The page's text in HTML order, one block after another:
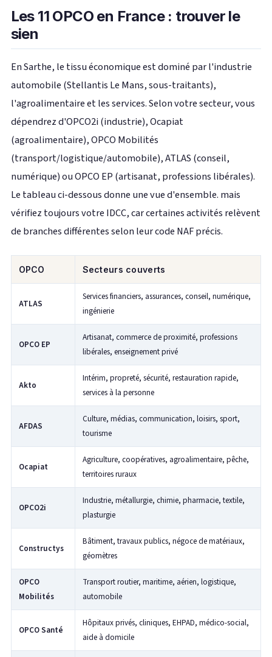
Les 11 OPCO en France : trouver le
sien
En Sarthe, le tissu économique est dominé par l'industrie
automobile (Stellantis Le Mans, sous-traitants),
l'agroalimentaire et les services. Selon votre secteur, vous
dépendrez d'OPCO2i (industrie), Ocapiat
(agroalimentaire), OPCO Mobilités
(transport/logistique/automobile), ATLAS (conseil,
numérique) ou OPCO EP (artisanat, professions libérales).
Le tableau ci-dessous donne une vue d'ensemble. mais
vérifiez toujours votre IDCC, car certaines activités relèvent
de branches différentes selon leur code NAF précis.
OPCO Secteurs couverts
ATLAS
Services financiers, assurances, conseil, numérique,
ingénierie
OPCO EP
Artisanat, commerce de proximité, professions
libérales, enseignement privé
Akto
Intérim, propreté, sécurité, restauration rapide,
services à la personne
AFDAS
Culture, médias, communication, loisirs, sport,
tourisme
Ocapiat
Agriculture, coopératives, agroalimentaire, pêche,
territoires ruraux
OPCO2i
Industrie, métallurgie, chimie, pharmacie, textile,
plasturgie
Constructys
Bâtiment, travaux publics, négoce de matériaux,
géomètres
OPCO
Mobilités
Transport routier, maritime, aérien, logistique,
automobile
OPCO Santé
Hôpitaux privés, cliniques, EHPAD, médico-social,
aide à domicile